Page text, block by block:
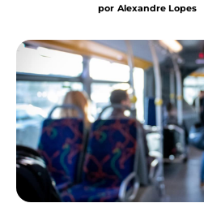
por Alexandre Lopes